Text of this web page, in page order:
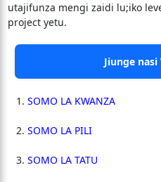
utajifunza mengi zaidi lu;iko
project yetu.
Jiunge
SOMO LA KWANZA
SOMO LA PILI
SOMO LA TATU